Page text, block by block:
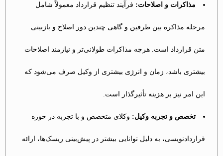
مذاکرات و اصلاحات: فرآیند تنظیم قرارداد معمولاً شامل
مرحله مذاکره بین طرفین و گاهی چندین دور اصلاح و بازبینی
متن قرارداد است. هرچه مذاکرات طولانی‌تر و نیازمند اصلاحات
بیشتری باشد، زمان و انرژی بیشتری از وکیل صرف می‌شود که
این امر نیز بر هزینه تأثیرگذار است.
تخصص و تجربه وکیل: وکلای متخصص و با تجربه در حوزه
قراردادنویسی، به دلیل توانایی بیشتر در پیش‌بینی ریسک‌ها، ارائه